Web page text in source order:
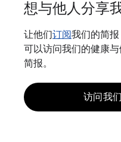
想与他人分享
让他们订阅我们的简
可以访问我们的健康
简报。
访问我